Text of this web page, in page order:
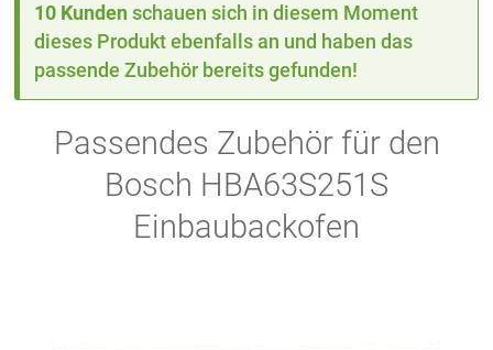
10 Kunden schauen sich in diesem Moment
dieses Produkt ebenfalls an und haben das
passende Zubehör bereits gefunden!
Passendes Zubehör für den
Bosch HBA63S251S
Einbaubackofen